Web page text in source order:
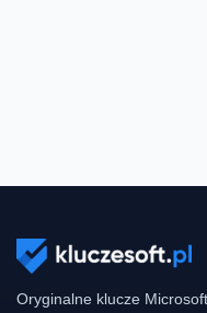
Oryginalne klucze